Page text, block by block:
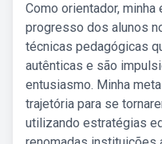
Como orientador,
progresso dos alunos
técnicas pedagógicas
autênticas e são
entusiasmo. Minha
trajetória para se
utilizando estratégias